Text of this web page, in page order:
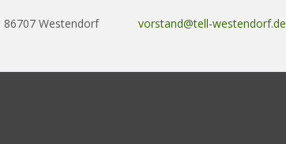
86707 Westendorf vorstand@tell-westendorf.de